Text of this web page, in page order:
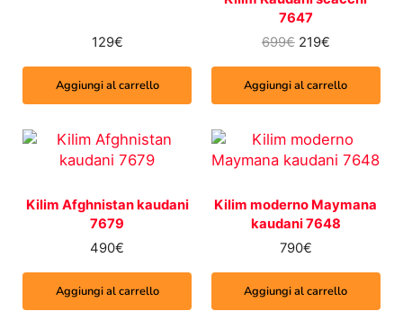
129€
Aggiungi al carrello
7647
699€ Il prezzo
219€Il prezzo
Aggiungi al carrello
Kilim Afghnistan kaudani
7679
490€
Aggiungi al carrello
Kilim moderno Maymana
kaudani 7648
790€
Aggiungi al carrello